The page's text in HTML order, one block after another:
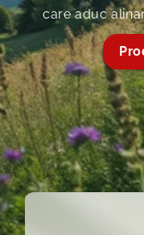
care aduc